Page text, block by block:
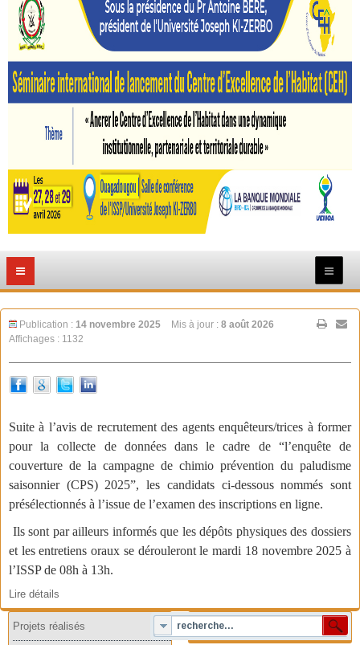
Publication : 14 novembre 2025 Mis à jour : 8 août 2026
Affichages : 1132
Suite à l’avis de recrutement des agents enquêteurs/trices à former
pour la collecte de données dans le cadre de “l’enquête de
couverture de la campagne de chimio prévention du paludisme
saisonnier (CPS) 2025”, les candidats ci-dessous nommés sont
présélectionnés à l’issue de l’examen des inscriptions en ligne.
Ils sont par ailleurs informés que les dépôts physiques des dossiers
et les entretiens oraux se dérouleront le mardi 18 novembre 2025 à
l’ISSP de 08h à 13h.
Lire détails
Projets réalisés